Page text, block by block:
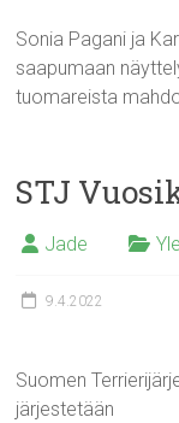
Sonia Pagani ja
saapumaan
tuomareista
STJ
Jade
9.4.2022
Suomen
järjestetään